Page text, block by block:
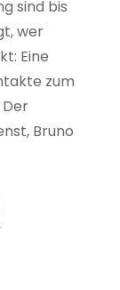
sind bis
wer
Eine
zum
Bruno
zu